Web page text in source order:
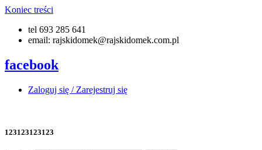
Koniec treści
tel 693 285 641
email: rajskidomek@rajskidomek.com.pl
facebook
Zaloguj się / Zarejestruj się
123123123123